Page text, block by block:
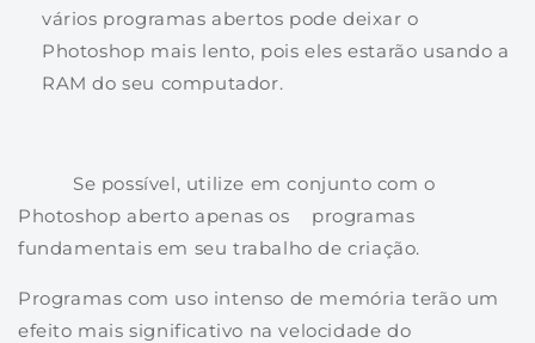
vários programas abertos pode deixar o
Photoshop mais lento, pois eles estarão usando a
RAM do seu computador.
Se possível, utilize em conjunto com o
Photoshop aberto apenas os programas
fundamentais em seu trabalho de criação.
Programas com uso intenso de memória terão um
efeito mais significativo na velocidade do